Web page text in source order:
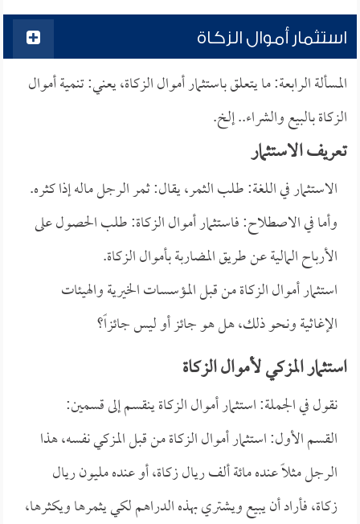
استثمار أموال الزكاة
المسألة الرابعة: ما يتعلق باستثمار أموال الزكاة، يعني: تنمية أموال
الزكاة بالبيع والشراء.. إلخ. ‏
تعريف الاستثمار
الاستثمار في اللغة: طلب الثمر، يقال: ثمر الرجل ماله إذا كثره.
وأما في الاصطلاح: فاستثمار أموال الزكاة: طلب الحصول على
الأرباح المالية عن طريق المضاربة بأموال الزكاة.
استثمار أموال الزكاة من قبل المؤسسات الخيرية والهيئات
الإغاثية ونحو ذلك، هل هو جائز أو ليس جائزاً؟
استثمار المزكي لأموال الزكاة
نقول في الجملة: استثمار أموال الزكاة ينقسم إلى قسمين:
القسم الأول: استثمار أموال الزكاة من قبل المزكي نفسه، هذا
الرجل مثلاً عنده مائة ألف ريال زكاة، أو عنده مليون ريال
زكاة، فأراد أن يبيع ويشتري بهذه الدراهم لكي يثمرها ويكثرها،